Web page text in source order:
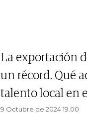
La exportación
un récord. Qué
talento local en
9 Octubre de 2024 19.00